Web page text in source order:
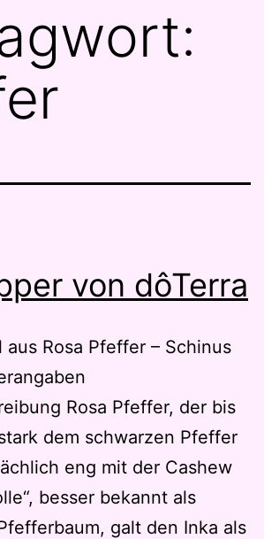
von dôTerra
aus Rosa Pfeffer – Schinus
Rosa Pfeffer, der bis
dem schwarzen Pfeffer
eng mit der Cashew
besser bekannt als
galt den Inka als